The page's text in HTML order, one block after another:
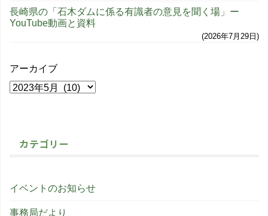
長崎県の「石木ダムに係る有識者の意見を聞く場」ー
YouTube動画と資料
2026年7月29日
アーカイブ
カテゴリー
イベントのお知らせ
事務局だより